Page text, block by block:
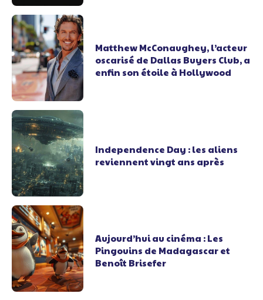
Matthew McConaughey, l’acteur
oscarisé de Dallas Buyers Club, a
enfin son étoile à Hollywood
Independence Day : les aliens
reviennent vingt ans après
Aujourd’hui au cinéma : Les
Pingouins de Madagascar et
Benoît Brisefer